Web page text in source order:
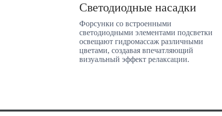
Светодиодные насадки
Форсунки со встроенными
светодиодными элементами подсветки
освещают гидромассаж различными
цветами, создавая впечатляющий
визуальный эффект релаксации.